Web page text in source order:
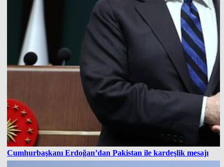
Cumhurbaşkanı Erdoğan’dan Pakistan ile kardeşlik mesajı